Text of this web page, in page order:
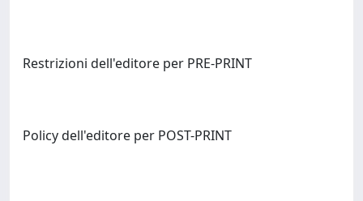
Restrizioni dell'editore per PRE-PRINT
Policy dell'editore per POST-PRINT